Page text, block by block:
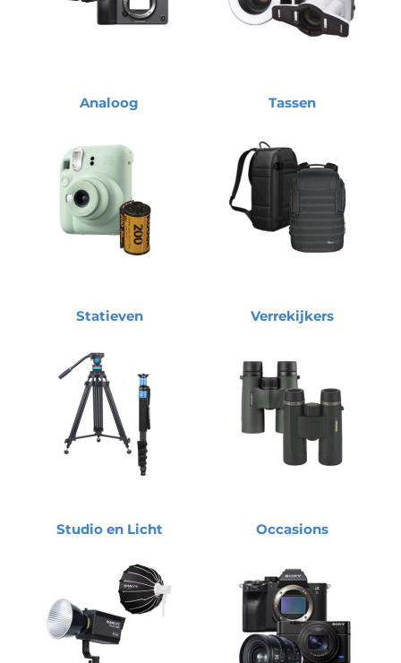
Analoog Tassen
Statieven Verrekijkers
Studio en Licht Occasions